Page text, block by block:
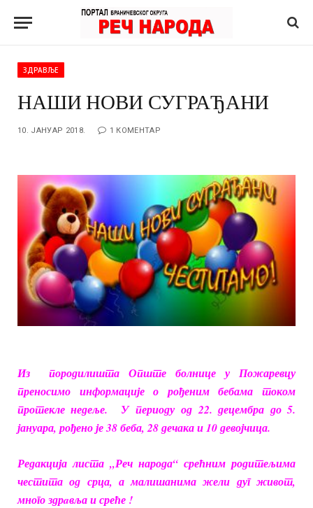
ЗДРАВЉЕ
НАШИ НОВИ СУГРАЂАНИ
10. ЈАНУАР 2018. 1 КОМЕНТАР
Из породилишта Опште болнице у Пожаревцу
преносимо информације о рођеним бебама током
протекле недеље.
У периоду од 22. децембра до 5.
јануара, рођено је 38 беба, 28 дечака и 10 девојчица.
Редакција листа „Реч народа“ срећним родитељима
честита од срца, а малишанима жели дуг живот,
много здрaвља и среће !